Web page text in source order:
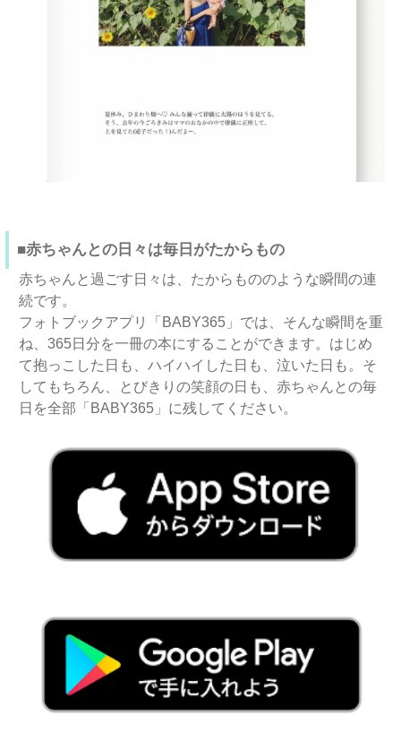
■赤ちゃんとの日々は毎日がたからもの
赤ちゃんと過ごす日々は、たからもののような瞬間の連
続です。
フォトブックアプリ「BABY365」では、そんな瞬間を重
ね、365日分を一冊の本にすることができます。はじめ
て抱っこした日も、ハイハイした日も、泣いた日も。そ
してもちろん、とびきりの笑顔の日も、赤ちゃんとの毎
日を全部「BABY365」に残してください。